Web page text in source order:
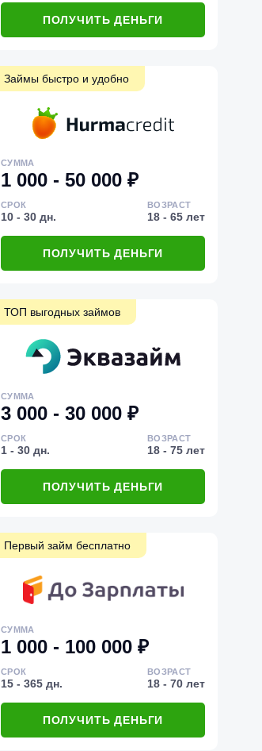
ПОЛУЧИТЬ ДЕНЬГИ
Займы быстро и удобно
СУММА
1 000 - 50 000 ₽
СРОК
10 - 30 дн.
ВОЗРАСТ
18 - 65 лет
ПОЛУЧИТЬ ДЕНЬГИ
ТОП выгодных займов
СУММА
3 000 - 30 000 ₽
СРОК
1 - 30 дн.
ВОЗРАСТ
18 - 75 лет
ПОЛУЧИТЬ ДЕНЬГИ
Первый займ бесплатно
СУММА
1 000 - 100 000 ₽
СРОК
15 - 365 дн.
ВОЗРАСТ
18 - 70 лет
ПОЛУЧИТЬ ДЕНЬГИ